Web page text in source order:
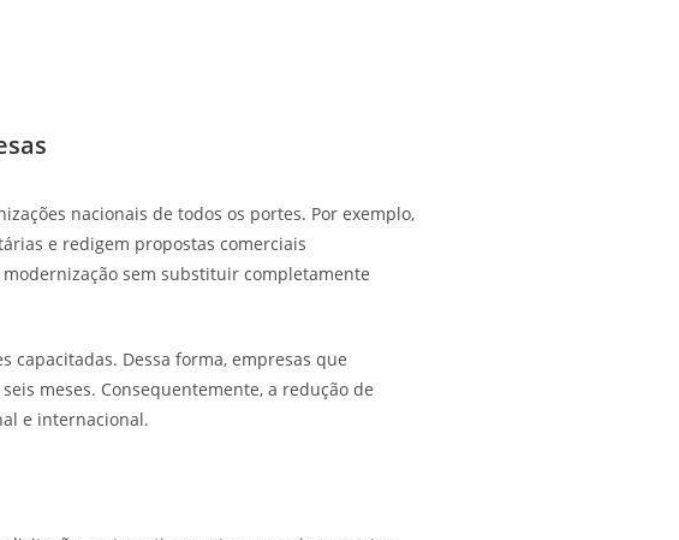
nacionais de todos os portes. Por exemplo,
e redigem propostas comerciais
sem substituir completamente
Dessa forma, empresas que
meses. Consequentemente, a redução de
e internacional.